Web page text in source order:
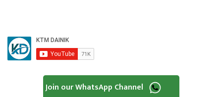
Join our WhatsApp Channel